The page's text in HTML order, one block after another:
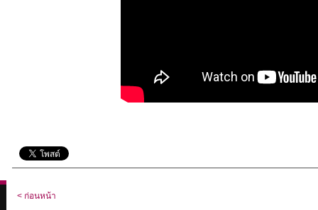
< ก่อนหน้า